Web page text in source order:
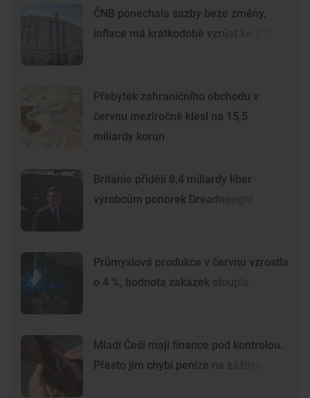
ČNB ponechala sazby beze změny,
inflace má krátkodobě vzrůst ke 3 %
Přebytek zahraničního obchodu v
červnu meziročně klesl na 15,5
miliardy korun
Británie přidělí 8,4 miliardy liber
výrobcům ponorek Dreadnought
Průmyslová produkce v červnu vzrostla
o 4 %, hodnota zakázek stoupla
Mladí Češi mají finance pod kontrolou.
Přesto jim chybí peníze na zážitky